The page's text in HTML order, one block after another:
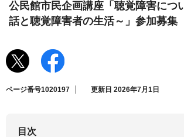
公民館市民企画講座「聴覚障害につ
話と聴覚障害者の生活～」参加募集
ページ番号1020197 更新日 2026年7月1日
目次